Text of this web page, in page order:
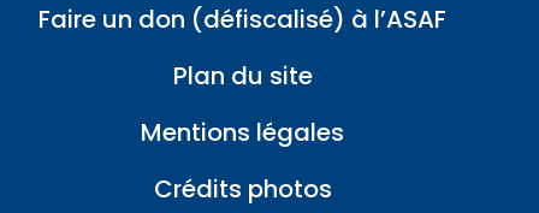
Faire un don (défiscalisé) à l’ASAF
Plan du site
Mentions légales
Crédits photos